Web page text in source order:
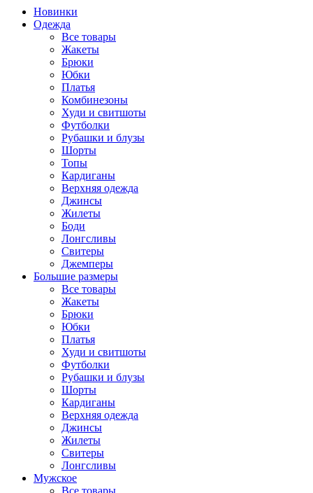
Новинки
Одежда
Все товары
Жакеты
Брюки
Юбки
Платья
Комбинезоны
Худи и свитшоты
Футболки
Рубашки и блузы
Шорты
Топы
Кардиганы
Верхняя одежда
Джинсы
Жилеты
Боди
Лонгсливы
Свитеры
Джемперы
Большие размеры
Все товары
Жакеты
Брюки
Юбки
Платья
Худи и свитшоты
Футболки
Рубашки и блузы
Шорты
Кардиганы
Верхняя одежда
Джинсы
Жилеты
Свитеры
Лонгсливы
Мужское
Все товары